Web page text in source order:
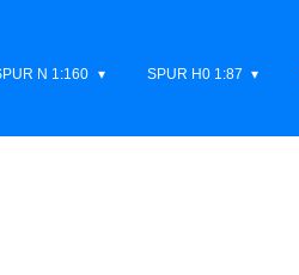
N 1:160 SPUR H0 1:87